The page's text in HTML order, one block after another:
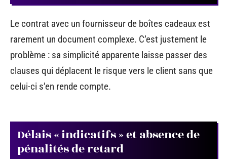
Le contrat avec un fournisseur de boîtes cadeaux est
rarement un document complexe. C’est justement le
problème : sa simplicité apparente laisse passer des
clauses qui déplacent le risque vers le client sans que
celui-ci s’en rende compte.
Délais « indicatifs » et absence de
pénalités de retard